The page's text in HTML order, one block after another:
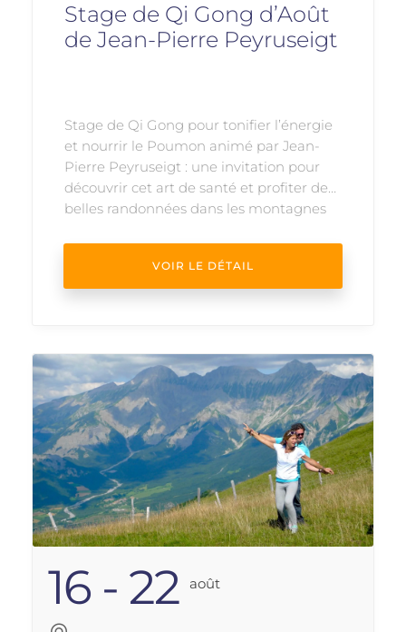
Stage de Qi Gong d’Août
de Jean-Pierre Peyruseigt
Stage de Qi Gong pour tonifier l’énergie
et nourrir le Poumon animé par Jean-
Pierre Peyruseigt : une invitation pour
découvrir cet art de santé et profiter de
belles randonnées dans les montagnes
VOIR LE DÉTAIL
16 - 22 Août